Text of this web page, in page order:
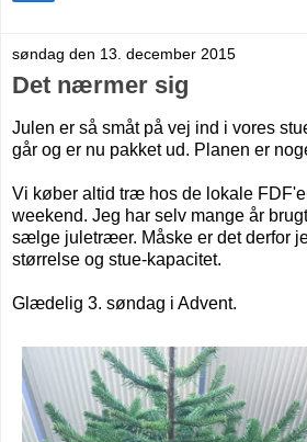
søndag den 13. december 2015
Det nærmer sig
Julen er så småt på vej ind i vores
går og er nu pakket ud. Planen er
Vi køber altid træ hos de lokale
weekend. Jeg har selv mange år
sælge juletræer. Måske er det derfor
størrelse og stue-kapacitet.
Glædelig 3. søndag i Advent.